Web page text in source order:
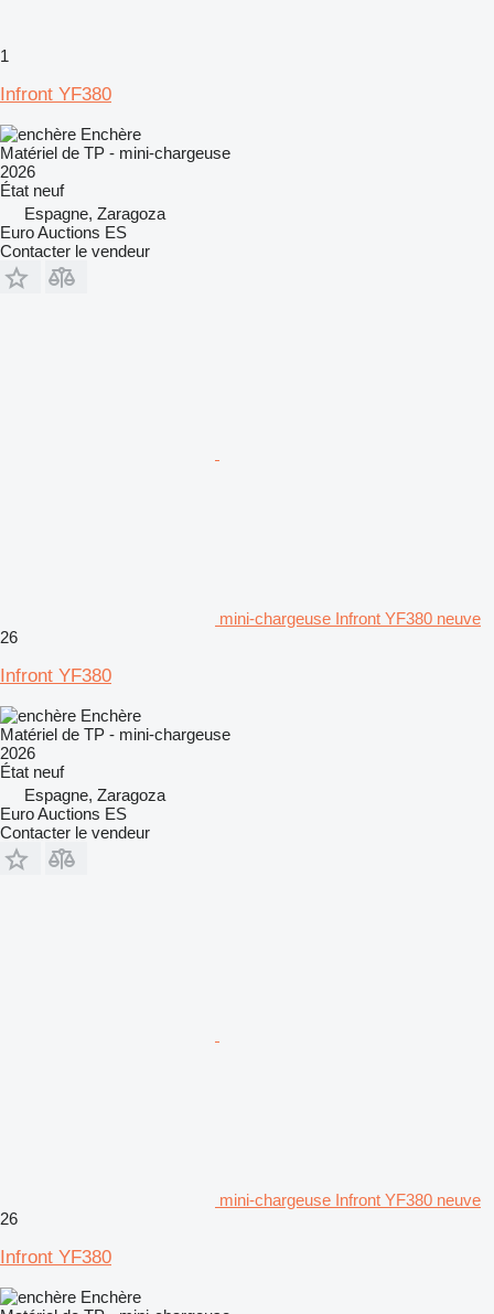
1
Infront YF380
Enchère
Matériel de TP - mini-chargeuse
2026
État neuf
Espagne, Zaragoza
Euro Auctions ES
Contacter le vendeur
mini-chargeuse Infront YF380 neuve
26
Infront YF380
Enchère
Matériel de TP - mini-chargeuse
2026
État neuf
Espagne, Zaragoza
Euro Auctions ES
Contacter le vendeur
mini-chargeuse Infront YF380 neuve
26
Infront YF380
Enchère